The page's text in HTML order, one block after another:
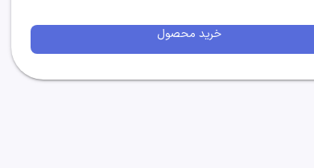
خرید محصول